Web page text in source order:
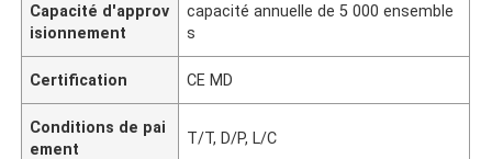
Capacité d'approv
isionnement
capacité annuelle de 5 000 ensemble
s
Certification CE MD
Conditions de pai
ement
T/T, D/P, L/C